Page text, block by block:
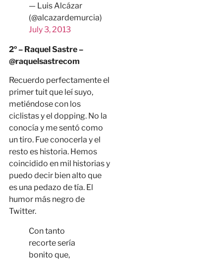
— Luis Alcázar
(@alcazardemurcia)
July 3, 2013
2º – Raquel Sastre –
@raquelsastrecom
Recuerdo perfectamente el
primer tuit que leí suyo,
metiéndose con los
ciclistas y el dopping. No la
conocía y me sentó como
un tiro. Fue conocerla y el
resto es historia. Hemos
coincidido en mil historias y
puedo decir bien alto que
es una pedazo de tía. El
humor más negro de
Twitter.
Con tanto
recorte sería
bonito que,